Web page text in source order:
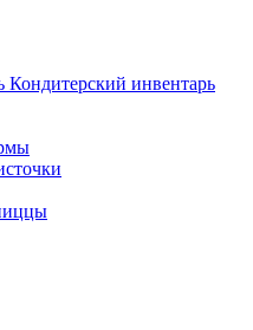
Кондитерский инвентарь